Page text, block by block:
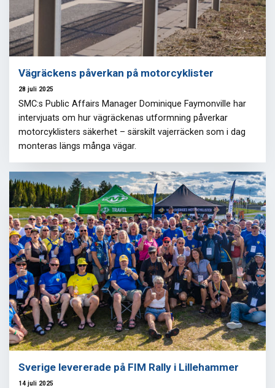
Vägräckens påverkan på motorcyklister
28 juli 2025
SMC:s Public Affairs Manager Dominique Faymonville har
intervjuats om hur vägräckenas utformning påverkar
motorcyklisters säkerhet – särskilt vajerräcken som i dag
monteras längs många vägar.
Sverige levererade på FIM Rally i Lillehammer
14 juli 2025